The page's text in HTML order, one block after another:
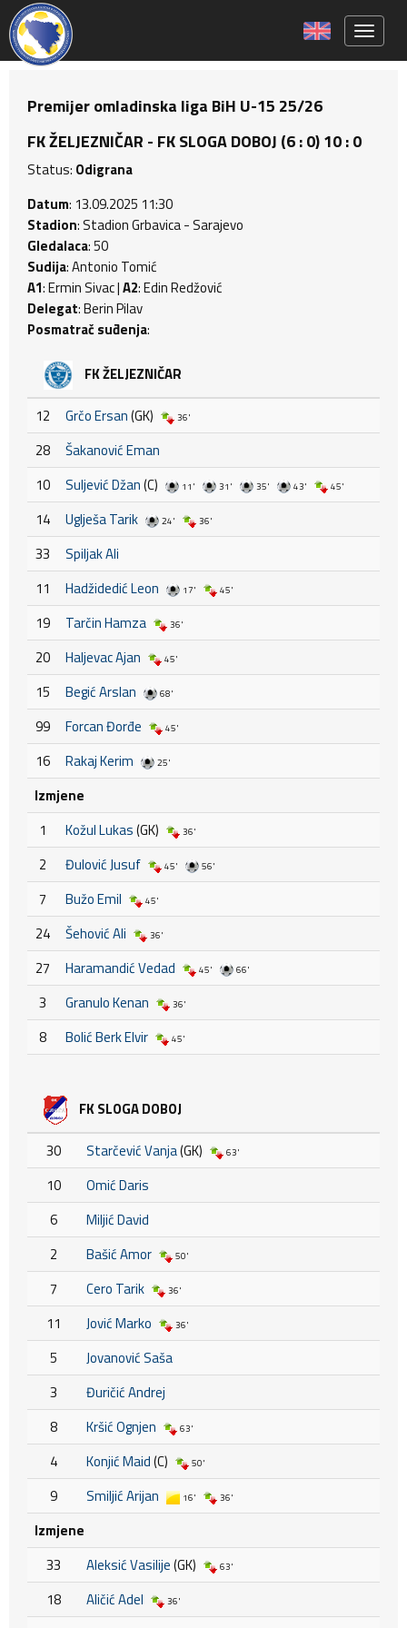
Premijer omladinska liga BiH U-15 25/26
FK ŽELJEZNIČAR - FK SLOGA DOBOJ (6 : 0) 10 : 0
Status: Odigrana
Datum: 13.09.2025 11:30
Stadion: Stadion Grbavica - Sarajevo
Gledalaca: 50
Sudija: Antonio Tomić
A1: Ermin Sivac |A2: Edin Redžović
Delegat: Berin Pilav
Posmatrač suđenja:
FK ŽELJEZNIČAR
12 Grčo Ersan(GK) 36'
28
Šakanović Eman
10
Suljević Džan(C) 11' 31' 35' 43' 45'
14 Uglješa Tarik 24' 36'
33
Spiljak Ali
11
Hadžidedić Leon 17' 45'
19 Tarčin Hamza 36'
20 Haljevac Ajan 45'
15 Begić Arslan 68'
99 Forcan Đorđe 45'
16 Rakaj Kerim 25'
Izmjene
1
Kožul Lukas(GK) 36'
2 Đulović Jusuf 45' 56'
7 Bužo Emil 45'
24 Šehović Ali 36'
27 Haramandić Vedad 45' 66'
3 Granulo Kenan 36'
8 Bolić Berk Elvir 45'
FK SLOGA DOBOJ
30 Starčević Vanja(GK) 63'
10
Omić Daris
6
Miljić David
2
Bašić Amor 50'
7 Cero Tarik 36'
11 Jović Marko 36'
5
Jovanović Saša
3
Đuričić Andrej
8
Kršić Ognjen 63'
4 Konjić Maid(C) 50'
9 Smiljić Arijan 16' 36'
Izmjene
33
Aleksić Vasilije(GK) 63'
18 Aličić Adel 36'